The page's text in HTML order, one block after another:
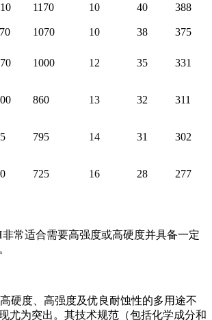
1170 10 40
388
1070 10 38
375
1000 12 35 331
860 13 32 311
795 14 31 302
725 16 28 277
非常适合需要高强度或高硬度并具备一定
硬度、高强度及优良耐蚀性的多用途不
尤为突出。其技术规范（包括化学成分和